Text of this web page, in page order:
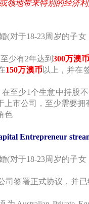
领地带来特别的经济
(对于18-23周岁的子
少有2年达到 300万澳币
150万澳币 以上，并在
至少1个生意中持股
上市公司，至少需要拥
色
Entrepreneur
(对于18-23周岁的子
司签署正式协议，并